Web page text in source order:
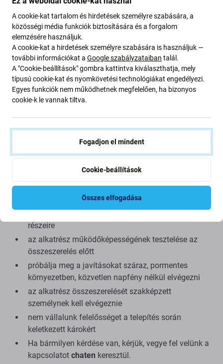
Középső keret
A pótalkatrészek minősége
Minőség: Eredeti szervizcsomag– a kijelző eredeti
alkatrész, azaz a készülék gyártója, Samsung szállítja. A
kijelző a piacon elérhető legmagasabb minőségű, és
100%-ban megegyezik a készülékben gyárilag található
kijelzővel. Ha többet szeretne megtudni a minőségről,
olvassa el blogbejegyzésünket, ahol részletesebben is
foglalkozunk a minőséggel.
Összeszerelés és tippek:
szerszámok szükségesek, amelyek megtalálhatók a
részeire
az alkatrész működőképességének tesztelése az
összeszerelés előtt
próbálja meg a javításokat száraz, pormentes
környezetben, közvetlen napfény nélkül elvégezni
az alkatrész összeszerelését szakképzett
személynek kell elvégeznie
nem vállalunk felelősséget a telepítés során
keletkezett károkért
Ha bármilyen kérdése van, kérjük, vegye fel velünk a
kapcsolatot chaten keresztül.
A cookie-kat tartalom és hirdetések személyre szabására, a
közösségi média funkciók biztosítására és a forgalom
elemzésére használjuk.
A cookie-kat a hirdetések személyre szabására is használjuk —
további információkat a Google szabályzataiban talál.
A "Cookie-beállítások" gombra kattintva kiválaszthatja, mely
típusú cookie-kat és nyomkövetési technológiákat engedélyezi.
Egyes funkciók nem működhetnek megfelelően, ha bizonyos
cookie-k le vannak tiltva.
Fogadjon el mindent
Cookie-beállítások
Összes elfogadása